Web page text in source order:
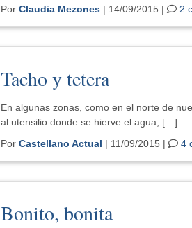
Por Claudia Mezones| 14/09/2015 | 2
Tacho y tetera
En algunas zonas, como en el norte de
al utensilio donde se hierve el agua; […]
Por Castellano Actual | 11/09/2015 | 4
Bonito, bonita